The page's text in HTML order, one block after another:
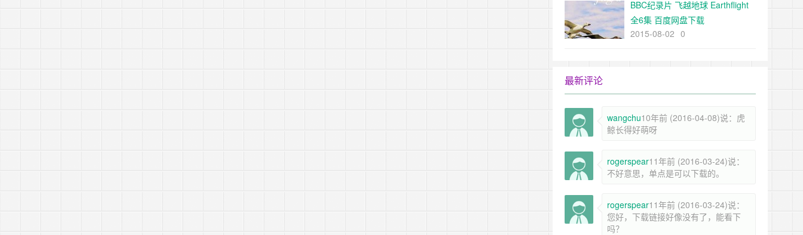
BBC纪录片 飞越地球 Earthflight
全6集 百度网盘下载
2015-08-02 0
最新评论
wangchu10年前 (2016-04-08)说：虎
鲸长得好萌呀
rogerspear11年前 (2016-03-24)说：
不好意思，单点是可以下载的。
rogerspear11年前 (2016-03-24)说：
您好，下载链接好像没有了，能看下
吗？